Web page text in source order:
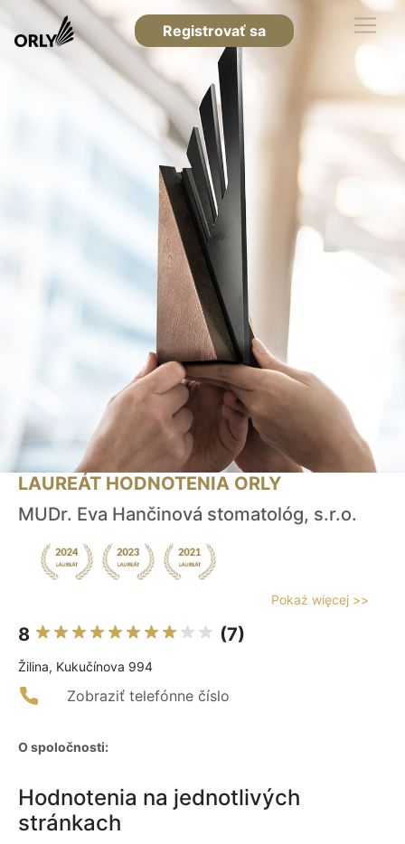
Registrovať sa
LAUREÁT HODNOTENIA ORLY
MUDr. Eva Hančinová stomatológ, s.r.o.
Pokaż więcej >>
8 (7)
Žilina, Kukučínova 994
Zobraziť telefónne číslo
O spoločnosti:
Hodnotenia na jednotlivých
stránkach